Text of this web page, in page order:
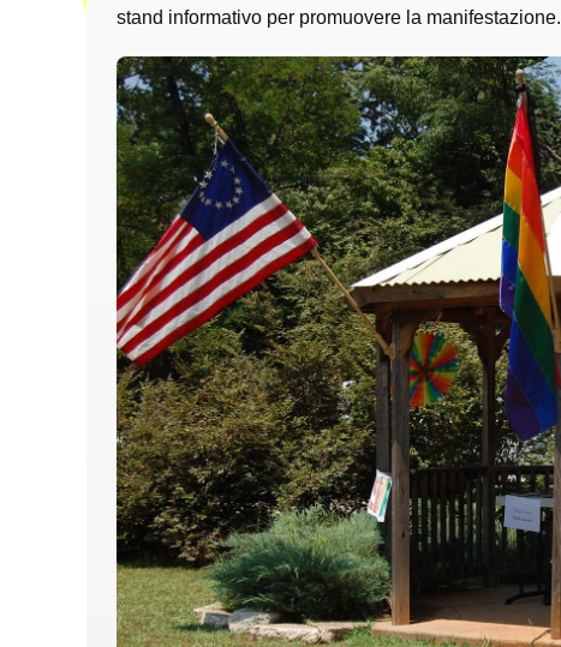
stand informativo per promuovere la manifestazione.